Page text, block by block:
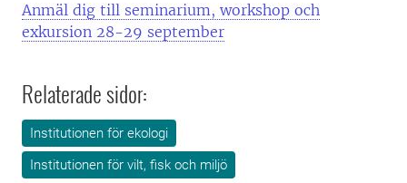
Anmäl dig till seminarium, workshop och
exkursion 28-29 september
Relaterade sidor:
Institutionen för ekologi
Institutionen för vilt, fisk och miljö